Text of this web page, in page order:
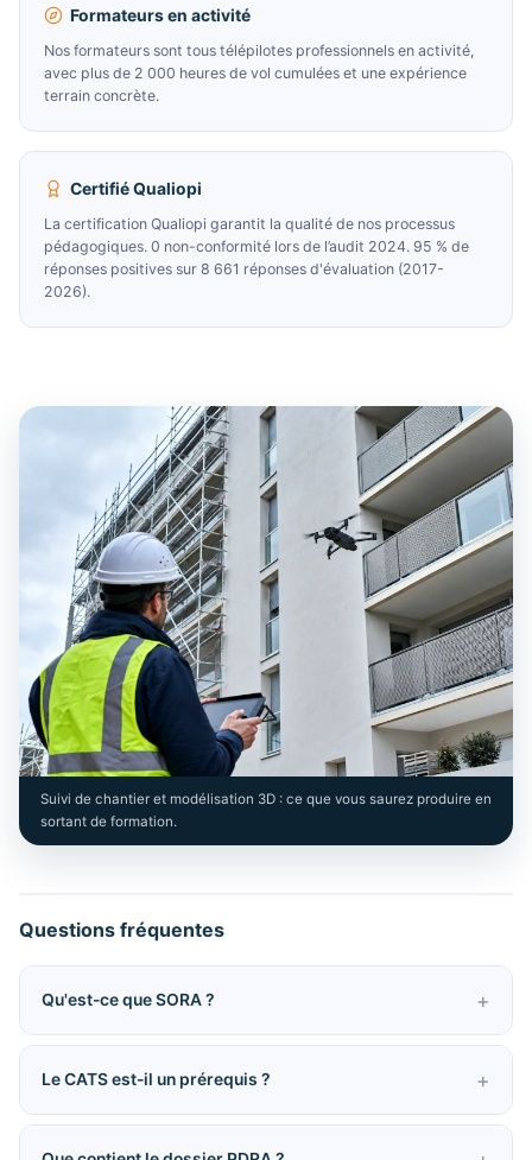
Formateurs en activité
Nos formateurs sont tous télépilotes professionnels en activité,
avec plus de 2 000 heures de vol cumulées et une expérience
terrain concrète.
Certifié Qualiopi
La certification Qualiopi garantit la qualité de nos processus
pédagogiques. 0 non-conformité lors de l’audit 2024. 95 % de
réponses positives sur 8 661 réponses d'évaluation (2017-
2026).
Suivi de chantier et modélisation 3D : ce que vous saurez produire en
sortant de formation.
Questions fréquentes
Qu'est-ce que SORA ?
Le CATS est-il un prérequis ?